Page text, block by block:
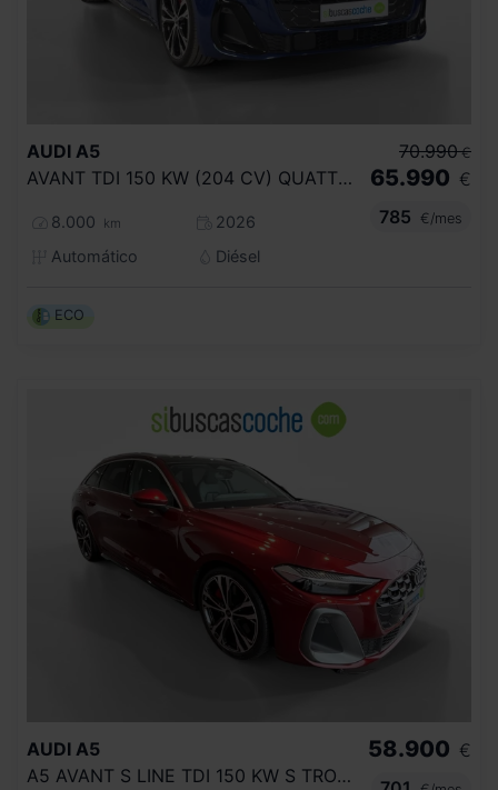
AUDI A5
AVANT TDI 150 KW (204 CV) QUATTRO BLACK
8.000 km
2026
Automático
Diésel
70.990 €
65.990 €
785
€/mes
ECO
AUDI A5
A5 AVANT S LINE TDI 150 KW S TRONIC
58.900 €